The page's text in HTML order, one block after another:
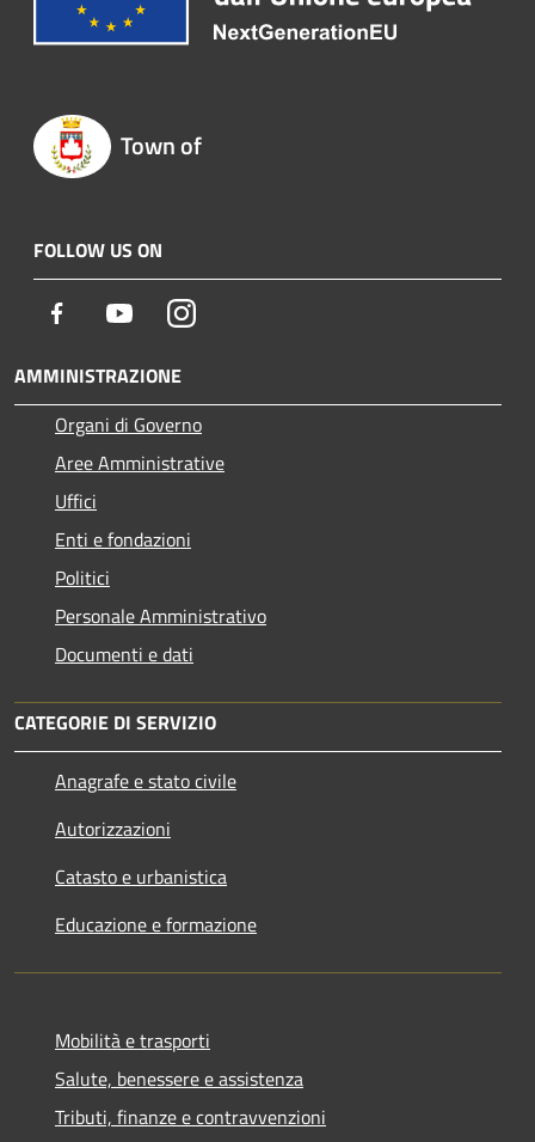
Town of
FOLLOW US ON
Facebook YoutubeInstagram
AMMINISTRAZIONE
Organi di Governo
Aree Amministrative
Uffici
Enti e fondazioni
Politici
Personale Amministrativo
Documenti e dati
CATEGORIE DI SERVIZIO
Anagrafe e stato civile
Autorizzazioni
Catasto e urbanistica
Educazione e formazione
Mobilità e trasporti
Salute, benessere e assistenza
Tributi, finanze e contravvenzioni